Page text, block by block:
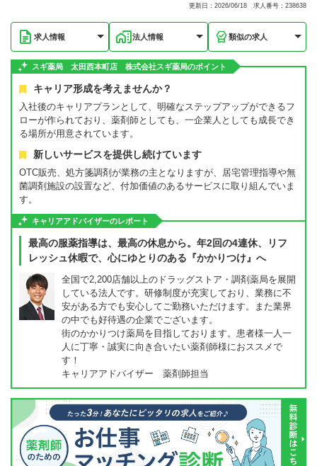
更新日：2026/06/18 求人番号：238638
求人情報 法人情報 類似の求人
スギ薬局 太田西本町店 株式会社スギ薬局のポイント
キャリア形成を考えませんか？
入社後のキャリアプランとして、明確なステップアップができるフ
ローが作られており、薬剤師としても、一企業人としても成長でき
る場所が用意されています。
新しいサービスを提供し続けています
OTC販売、処方箋調剤が業務の主となりますが、居宅管理指導や無
菌調剤施設の設置など、付加価値のあるサービスに取り組んでいま
す。
キャリアアドバイザーのレポート
最高の服薬指導は、最高の休息から。年2回の4連休、リフ
レッシュ休暇で、心にゆとりのある『かかりつけ』へ
全国で2,200店舗以上のドラッグストア・調剤薬局を展開
している法人です。研修制度が充実しており、業務に不
安がある方でも安心してご勤務いただけます。また業界
の中でも好待遇の企業でございます。
街のかかりつけ薬局を目指しております。患者様一人一
人に丁寧・誠実に向き合いたい薬剤師様におススメで
す！
キャリアアドバイザー 薬剤師担当